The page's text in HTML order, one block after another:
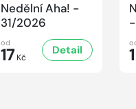
Nedělní Aha! -
31/2026
od
17 Kč
Detail